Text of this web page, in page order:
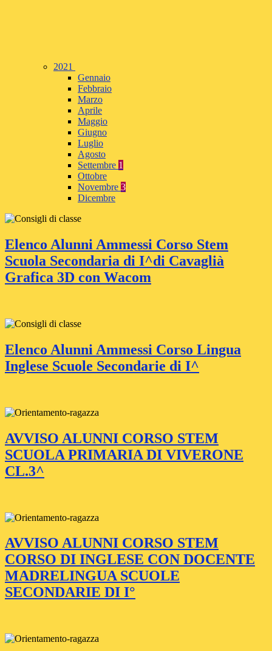
2021
Gennaio
Febbraio
Marzo
Aprile
Maggio
Giugno
Luglio
Agosto
Settembre 1
Ottobre
Novembre 3
Dicembre
Elenco Alunni Ammessi Corso Stem
Scuola Secondaria di I^di Cavaglià
Grafica 3D con Wacom
Elenco Alunni Ammessi Corso Lingua
Inglese Scuole Secondarie di I^
AVVISO ALUNNI CORSO STEM
SCUOLA PRIMARIA DI VIVERONE
CL.3^
AVVISO ALUNNI CORSO STEM
CORSO DI INGLESE CON DOCENTE
MADRELINGUA SCUOLE
SECONDARIE DI I°